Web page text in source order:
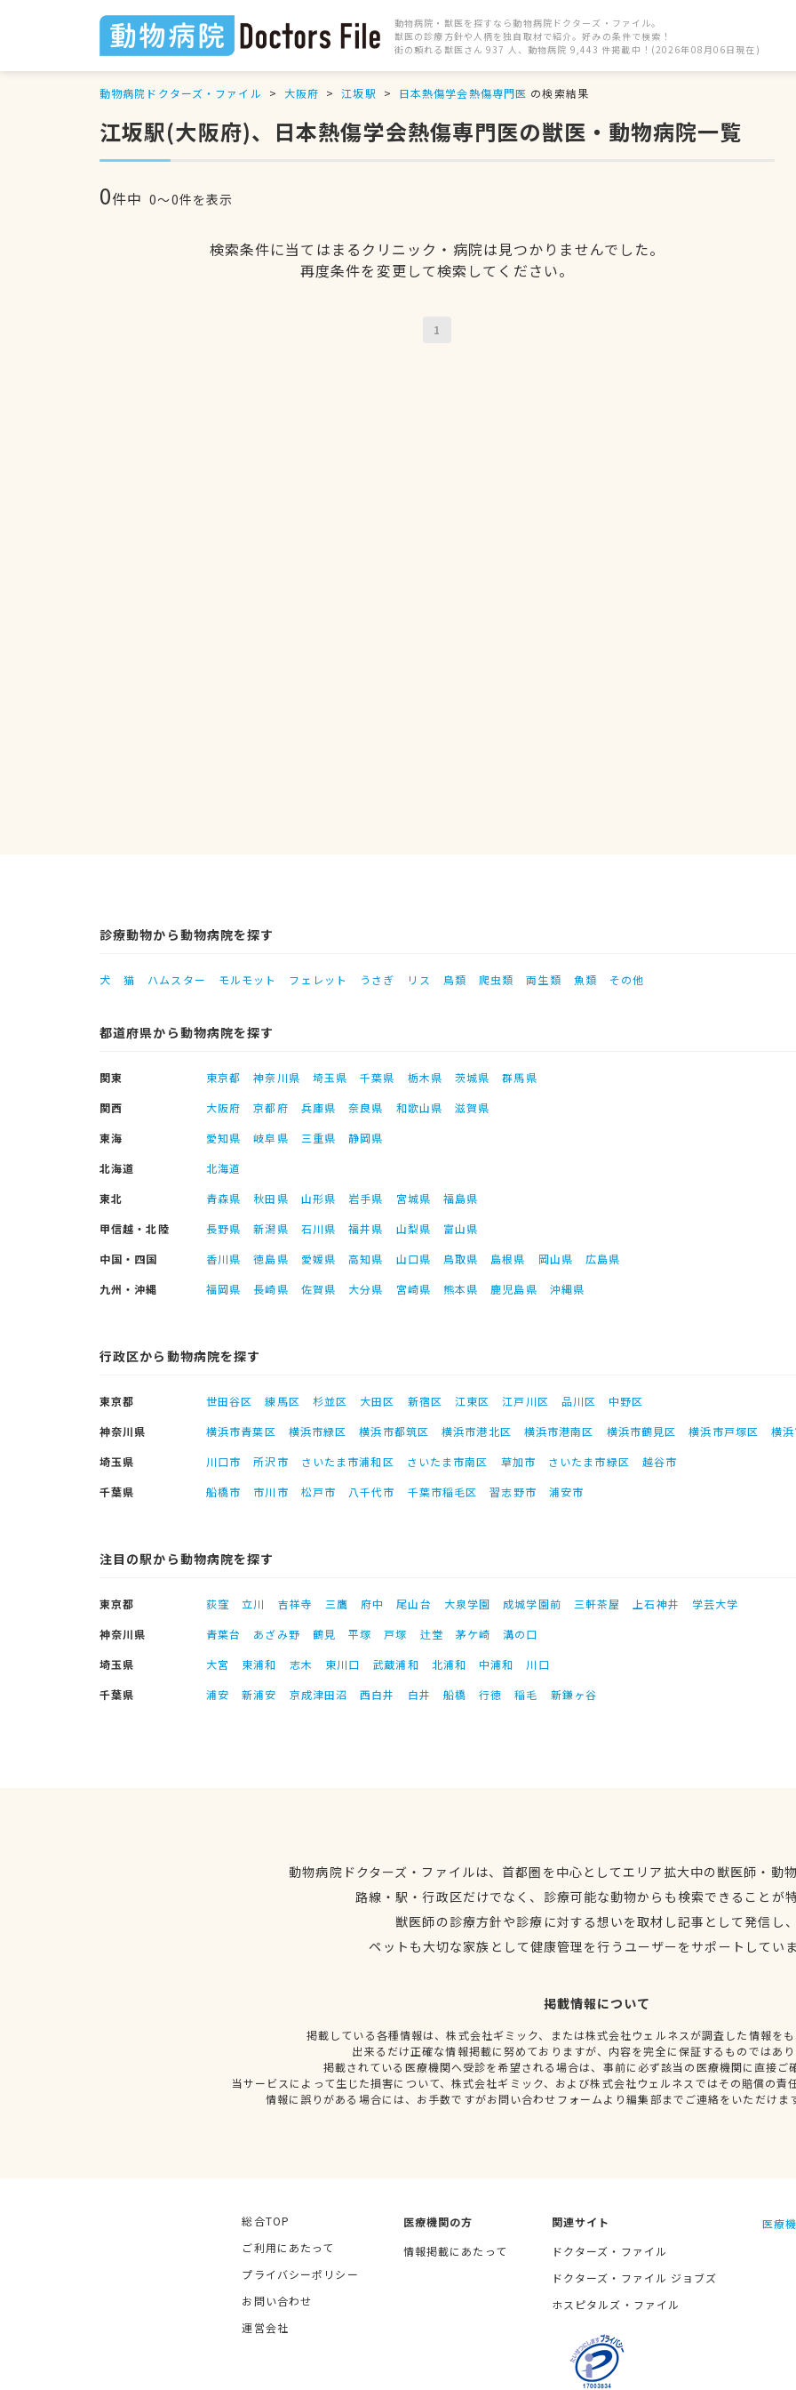
動物病院・獣医を探すなら動物病院ドクターズ・ファイル。
獣医の診療方針や人柄を独自取材で紹介。好みの条件で検索！
街の頼れる獣医さん 937 人、動物病院 9,443 件掲載中！(2026年08月06日現在)
動物病院ドクターズ・ファイル 大阪府 江坂駅 日本熱傷学会熱傷専門医 の検索結果
江坂駅(大阪府)、日本熱傷学会熱傷専門医の獣医・動物病院一覧
0件中 0〜0件を表示
検索条件に当てはまるクリニック・病院は見つかりませんでした。
再度条件を変更して検索してください。
1
診療動物から動物病院を探す
犬 猫 ハムスター モルモット フェレット うさぎ リス 鳥類 爬虫類 両生類 魚類 その他
都道府県から動物病院を探す
関東 東京都 神奈川県 埼玉県 千葉県 栃木県 茨城県
群馬県
関西
大阪府 京都府 兵庫県 奈良県 和歌山県
滋賀県
東海
愛知県 岐阜県 三重県
静岡県
北海道
北海道
東北
青森県 秋田県 山形県 岩手県 宮城県
福島県
甲信越・北陸
長野県 新潟県 石川県 福井県 山梨県
富山県
中国・四国
香川県 徳島県 愛媛県 高知県 山口県 鳥取県 島根県 岡山県
広島県
九州・沖縄
福岡県 長崎県 佐賀県 大分県 宮崎県 熊本県 鹿児島県 沖縄県
行政区から動物病院を探す
東京都 世田谷区 練馬区 杉並区 大田区 新宿区 江東区 江戸川区 品川区
中野区
神奈川県
横浜市青葉区 横浜市緑区 横浜市都筑区 横浜市港北区 横浜市港南区 横浜市鶴見区 横浜市戸塚区
横
埼玉県
川口市 所沢市 さいたま市浦和区 さいたま市南区 草加市 さいたま市緑区
越谷市
千葉県
船橋市 市川市 松戸市 八千代市 千葉市稲毛区 習志野市 浦安市
注目の駅から動物病院を探す
東京都 荻窪 立川 吉祥寺 三鷹 府中 尾山台 大泉学園 成城学園前 三軒茶屋 上石神井
学芸大学
神奈川県
青葉台 あざみ野 鶴見 平塚 戸塚 辻堂 茅ケ崎
溝の口
埼玉県
大宮 東浦和 志木 東川口 武蔵浦和 北浦和 中浦和
川口
千葉県
浦安 新浦安 京成津田沼 西白井 白井 船橋 行徳 稲毛 新鎌ヶ谷
動物病院ドクターズ・ファイルは、首都圏を中心としてエリア拡大中の獣医師・動
路線・駅・行政区だけでなく、診療可能な動物からも検索できることが
獣医師の診療方針や診療に対する想いを取材し記事として発信し
ペットも大切な家族として健康管理を行うユーザーをサポートしてい
掲載情報について
掲載している各種情報は、株式会社ギミック、または株式会社ウェルネスが調査した情報を
出来るだけ正確な情報掲載に努めておりますが、内容を完全に保証するものではあ
掲載されている医療機関へ受診を希望される場合は、事前に必ず該当の医療機関に直接ご
当サービスによって生じた損害について、株式会社ギミック、および株式会社ウェルネスではその賠償の責
情報に誤りがある場合には、お手数ですがお問い合わせフォームより編集部までご連絡をいただけま
総合TOP
ご利用にあたって
プライバシーポリシー
お問い合わせ
運営会社
医療機関の方
情報掲載にあたって
関連サイト
ドクターズ・ファイル
ドクターズ・ファイル ジョブズ
ホスピタルズ・ファイル
医療